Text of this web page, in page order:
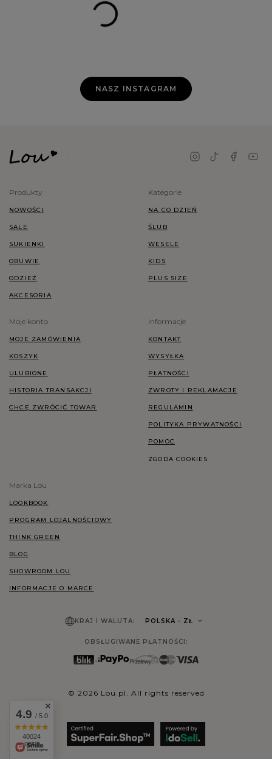
NASZ INSTAGRAM
Produkty
NOWOŚCI
SALE
SUKIENKI
OBUWIE
ODZIEŻ
AKCESORIA
Kategorie
NA CO DZIEŃ
ŚLUB
WESELE
KIDS
PLUS SIZE
Moje konto
MOJE ZAMÓWIENIA
KOSZYK
ULUBIONE
HISTORIA TRANSAKCJI
CHCĘ ZWRÓCIĆ TOWAR
Informacje
KONTAKT
WYSYŁKA
PŁATNOŚCI
ZWROTY I REKLAMACJE
REGULAMIN
POLITYKA PRYWATNOŚCI
POMOC
ZGODA COOKIES
Marka Lou
LOOKBOOK
PROGRAM LOJALNOŚCIOWY
THINK GREEN
BLOG
SHOWROOM LOU
INFORMACJE O MARCE
KRAJ I WALUTA: POLSKA - ZŁ
OBSŁUGIWANE PŁATNOŚCI:
© 2026 Lou.pl. All rights reserved
4.9 / 5.0
40024
opinii